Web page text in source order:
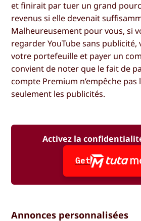
et finirait par tuer un grand
revenus si elle devenait
Malheureusement pour vous, si
regarder YouTube sans
votre portefeuille et payer un
convient de noter que le fait de
compte Premium n’empêche pas
seulement les publicités.
Activez la
Get
Annonces personnalisées